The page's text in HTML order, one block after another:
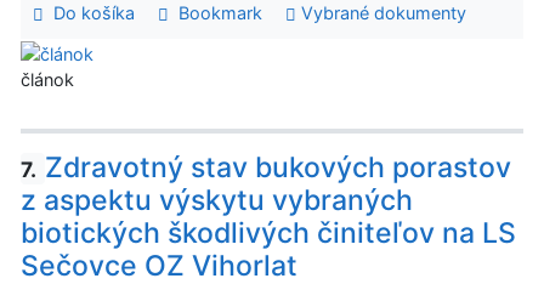
Do košíka Bookmark Vybrané dokumenty
článok
7. Zdravotný stav bukových porastov
z aspektu výskytu vybraných
biotických škodlivých činiteľov na LS
Sečovce OZ Vihorlat